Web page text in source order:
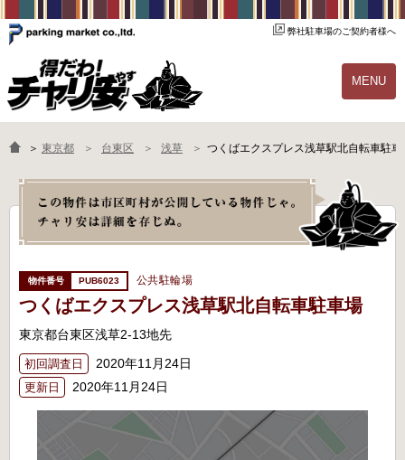
弊社駐車場のご契約者様へ
MENU
物件一覧 ご契約の流れ
よくあるご質問 駐輪場オーナー様へ
＞ 東京都 台東区 浅草 つくばエクスプレス浅草駅北自転車駐車
PUB6023 公共駐輪場
つくばエクスプレス浅草駅北自転車駐車場
東京都台東区浅草2-13地先
初回調査日 2020年11月24日
更新日 2020年11月24日